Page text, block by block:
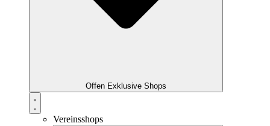
Offen Exklusive Shops
Vereinsshops